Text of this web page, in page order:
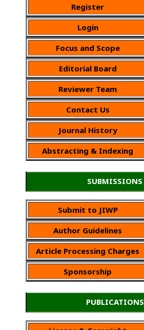
Register
Login
Focus and Scope
Editorial Board
Reviewer Team
Contact Us
Journal History
Abstracting & Indexing
SUBMISSIONS
Submit to JIWP
Author Guidelines
Article Processing Charges
Sponsorship
PUBLICATIONS